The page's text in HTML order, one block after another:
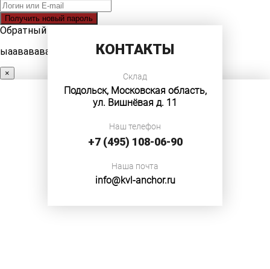
Обратный звонок
ыаавававававва
×
КОНТАКТЫ
Склад
Подольск, Московская область,
ул. Вишнёвая д. 11
Наш телефон
+7 (495) 108-06-90
Наша почта
info@kvl-anchor.ru